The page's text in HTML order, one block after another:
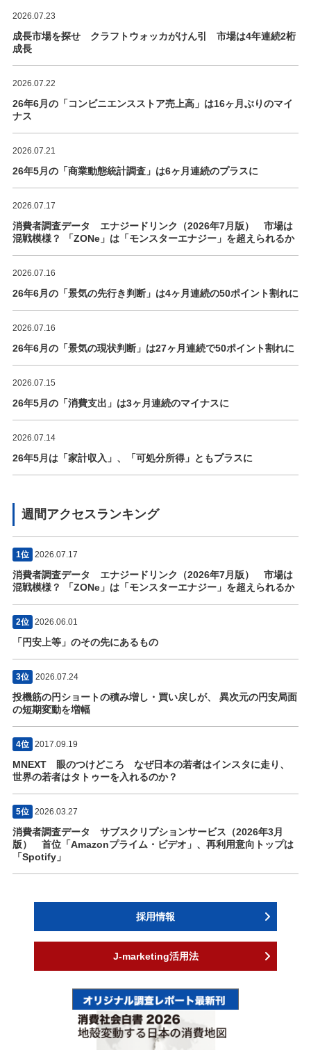
2026.07.23
成長市場を探せ クラフトウォッカがけん引 市場は4年連続2桁
成長
2026.07.22
26年6月の「コンビニエンスストア売上高」は16ヶ月ぶりのマイ
ナス
2026.07.21
26年5月の「商業動態統計調査」は6ヶ月連続のプラスに
2026.07.17
消費者調査データ エナジードリンク（2026年7月版） 市場は
混戦模様？ 「ZONe」は「モンスターエナジー」を超えられるか
2026.07.16
26年6月の「景気の先行き判断」は4ヶ月連続の50ポイント割れに
2026.07.16
26年6月の「景気の現状判断」は27ヶ月連続で50ポイント割れに
2026.07.15
26年5月の「消費支出」は3ヶ月連続のマイナスに
2026.07.14
26年5月は「家計収入」、「可処分所得」ともプラスに
週間アクセスランキング
1位 2026.07.17
消費者調査データ エナジードリンク（2026年7月版） 市場は
混戦模様？ 「ZONe」は「モンスターエナジー」を超えられるか
2位 2026.06.01
「円安上等」のその先にあるもの
3位 2026.07.24
投機筋の円ショートの積み増し・買い戻しが、 異次元の円安局面
の短期変動を増幅
4位 2017.09.19
MNEXT 眼のつけどころ なぜ日本の若者はインスタに走り、
世界の若者はタトゥーを入れるのか？
5位 2026.03.27
消費者調査データ サブスクリプションサービス（2026年3月
版） 首位「Amazonプライム・ビデオ」、再利用意向トップは
「Spotify」
採用情報
J-marketing活用法